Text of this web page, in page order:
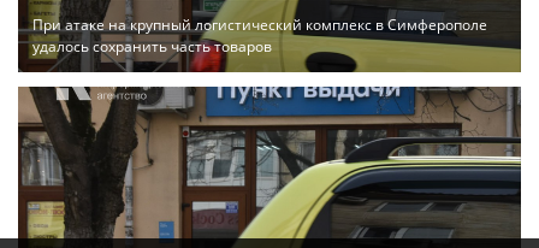
При атаке на крупный логистический комплекс в Симферополе
удалось сохранить часть товаров